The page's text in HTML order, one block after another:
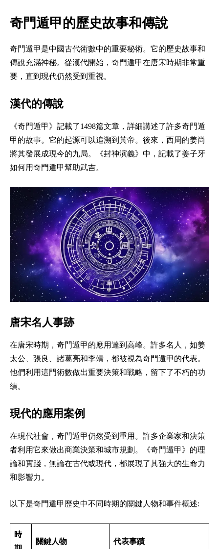
奇門遁甲的歷史故事和傳說
奇門遁甲是中國古代術數中的重要秘術。它的歷史故事和
傳說充滿神秘。從漢代開始，奇門遁甲在唐宋時期非常重
要，直到現代仍然受到重視。
漢代的傳說
《奇門遁甲》記載了1498篇文章，詳細講述了許多奇門遁
甲的故事。它的起源可以追溯到黃帝。後來，西周的姜尚
將其發展成現今的九局。《封神演義》中，記載了姜子牙
如何用奇門遁甲幫助武吉。
唐宋名人事跡
在唐宋時期，奇門遁甲的應用達到高峰。許多名人，如姜
太公、張良、諸葛亮和李靖，都被視為奇門遁甲的代表。
他們利用這門術數做出重要決策和戰略，留下了不朽的功
績。
現代的應用案例
在現代社會，奇門遁甲仍然受到重用。許多企業家和決策
者利用它來做出商業決策和城市規劃。《奇門遁甲》的理
論和實踐，無論在古代或現代，都展現了其強大的生命力
和影響力。
以下是奇門遁甲歷史中不同時期的關鍵人物和事件概述:
時
關鍵人物 代表事蹟